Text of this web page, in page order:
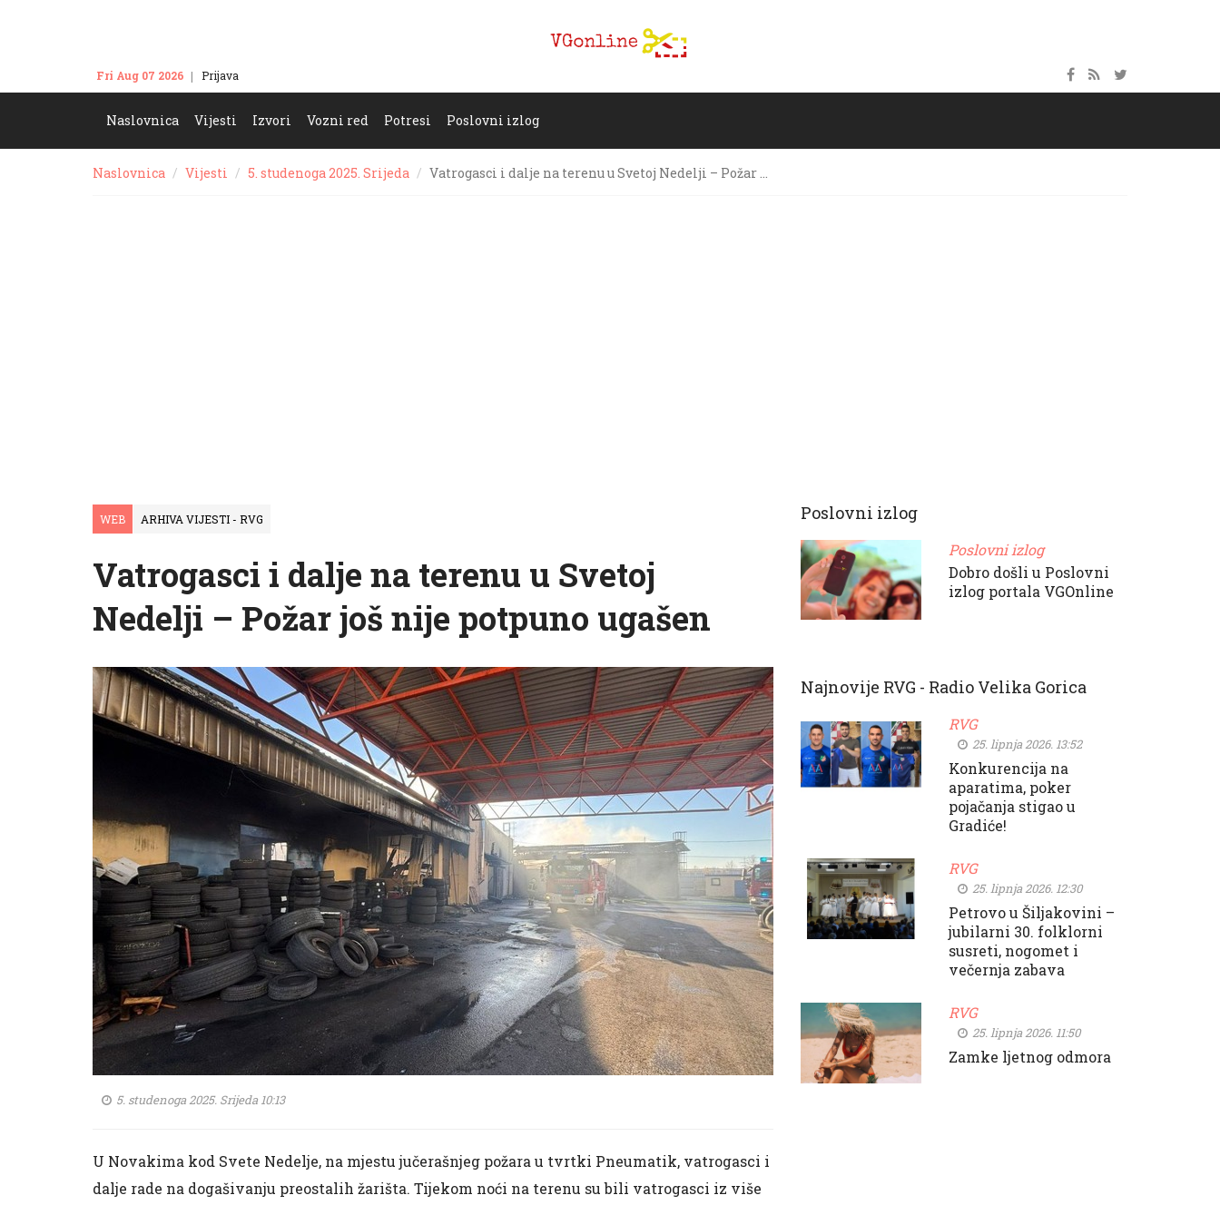
Fri Aug 07 2026 Prijava
Naslovnica Vijesti Izvori Vozni red Potresi Poslovni izlog
Naslovnica Vijesti 5. studenoga 2025. Srijeda Vatrogasci i dalje na terenu u Svetoj Nedelji – Požar …
WEB ARHIVA VIJESTI - RVG
Vatrogasci i dalje na terenu u Svetoj
Nedelji – Požar još nije potpuno ugašen
5. studenoga 2025. Srijeda 10:13
U Novakima kod Svete Nedelje, na mjestu jučerašnjeg požara u tvrtki Pneumatik, vatrogasci i
dalje rade na dogašivanju preostalih žarišta. Tijekom noći na terenu su bili vatrogasci iz više
Poslovni izlog
Poslovni izlog
Dobro došli u Poslovni
izlog portala VGOnline
Najnovije RVG - Radio Velika Gorica
RVG
25. lipnja 2026. 13:52
Konkurencija na
aparatima, poker
pojačanja stigao u
Gradiće!
RVG
25. lipnja 2026. 12:30
Petrovo u Šiljakovini –
jubilarni 30. folklorni
susreti, nogomet i
večernja zabava
RVG
25. lipnja 2026. 11:50
Zamke ljetnog odmora